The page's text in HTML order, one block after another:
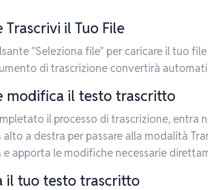
Trascrivi il Tuo File
"Seleziona file" per caricare il tuo
di trascrizione convertirà
modifica il testo trascritto
il processo di trascrizione, entra
a destra per passare alla modalità
e apporta le modifiche necessarie
il tuo testo trascritto